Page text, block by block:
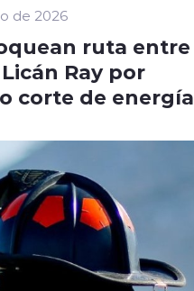
de 2026
ruta entre
Ray por
corte de energía